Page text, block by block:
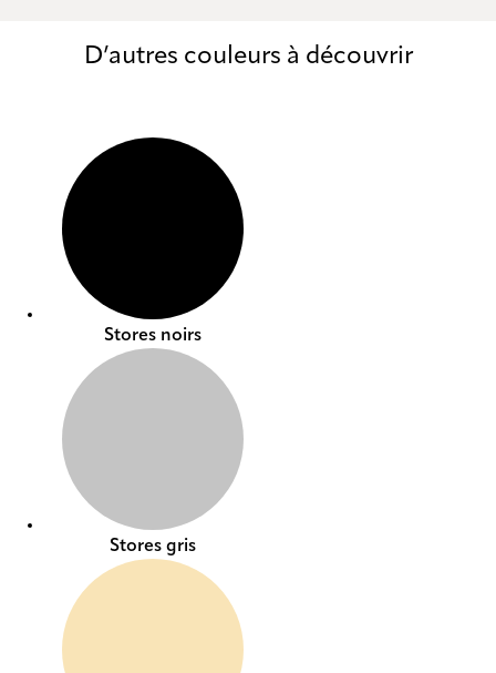
D’autres couleurs à découvrir
Stores noirs
Stores gris